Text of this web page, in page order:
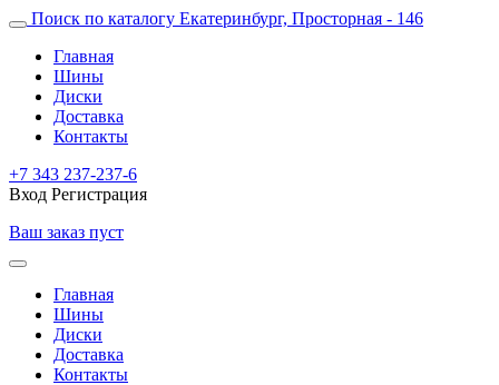
Поиск по каталогу Екатеринбург, Просторная - 146
Главная
Шины
Диски
Доставка
Контакты
+7 343 237-237-6
Вход Регистрация
Ваш заказ пуст
Главная
Шины
Диски
Доставка
Контакты